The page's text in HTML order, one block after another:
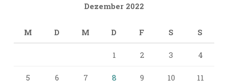
Dezember 2022
M D M D F S S
1 2 3 4
5 6 7 8 9 10 11